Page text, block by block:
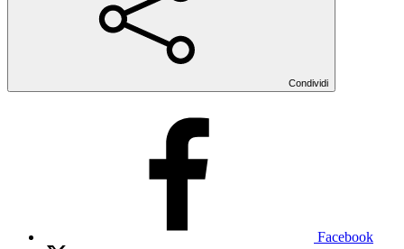
Condividi
Facebook